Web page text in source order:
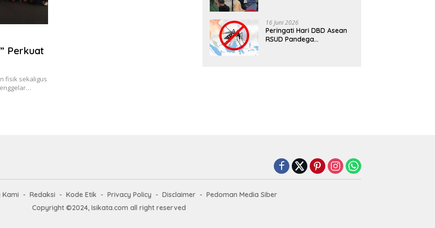
Perkuat
fisik sekaligus
16 Juni 2026
Peringati Hari DBD Asean
RSUD Pandega
Kami Redaksi Kode Etik Privacy Policy Disclaimer
Pedoman Media Siber
Copyright ©2024, Isikata.com all right reserved